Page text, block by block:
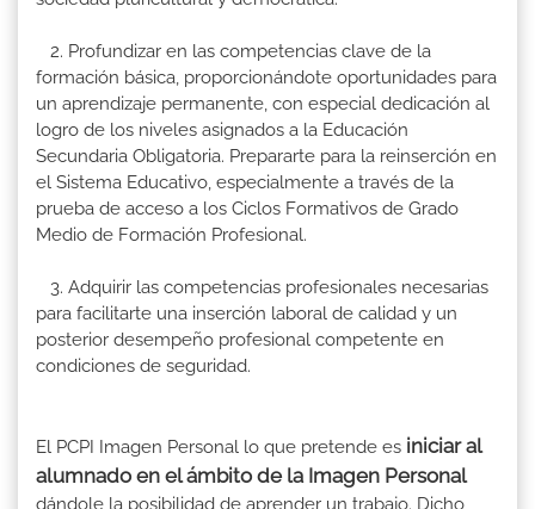
2. Profundizar en las competencias clave de la
formación básica, proporcionándote oportunidades para
un aprendizaje permanente, con especial dedicación al
logro de los niveles asignados a la Educación
Secundaria Obligatoria. Prepararte para la reinserción en
el Sistema Educativo, especialmente a través de la
prueba de acceso a los Ciclos Formativos de Grado
Medio de Formación Profesional.
3. Adquirir las competencias profesionales necesarias
para facilitarte una inserción laboral de calidad y un
posterior desempeño profesional competente en
condiciones de seguridad.
El PCPI Imagen Personal lo que pretende es iniciar al
alumnado en el ámbito de la Imagen Personal
dándole la posibilidad de aprender un trabajo. Dicho